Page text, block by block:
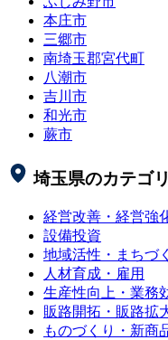
本庄市
三郷市
南埼玉郡宮代町
八潮市
吉川市
和光市
蕨市
埼玉県のカテゴ
経営改善・経営強
設備投資
地域活性・まちづ
人材育成・雇用
生産性向上・業務
販路開拓・販路拡
ものづくり・新商